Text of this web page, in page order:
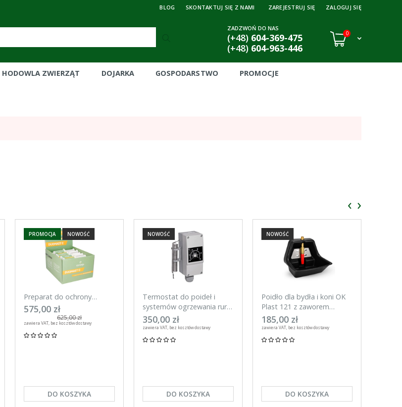
ZAREJESTRUJ SIĘ ZALOGUJ SIĘ
BLOG SKONTAKTUJ SIĘ Z NAMI
ZADZWOŃ DO NAS
(+48)604-369-475
(+48) 604-963-446
0
HODOWLA ZWIERZĄT DOJARKA GOSPODARSTWO PROMOCJE
Preparat do ochrony
wymienia w okresie laktacji
DuoMast C, Canagri 30
sztuk
575,00 zł
625,00 zł
zawiera VAT, bez kosztów dostawy
DO KOSZYKA
PROMOCJA NOWOŚĆ
Termostat do poideł i
systemów ogrzewania rur,
Kerbl
350,00 zł
zawiera VAT, bez kosztów dostawy
DO KOSZYKA
NOWOŚĆ
Poidło dla bydła i koni OK
Plast 121 z zaworem
rurowym 3l
185,00 zł
zawiera VAT, bez kosztów dostawy
DO KOSZYKA
NOWOŚĆ
‹ ›